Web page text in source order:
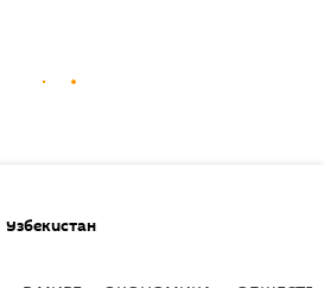
Узбекистан